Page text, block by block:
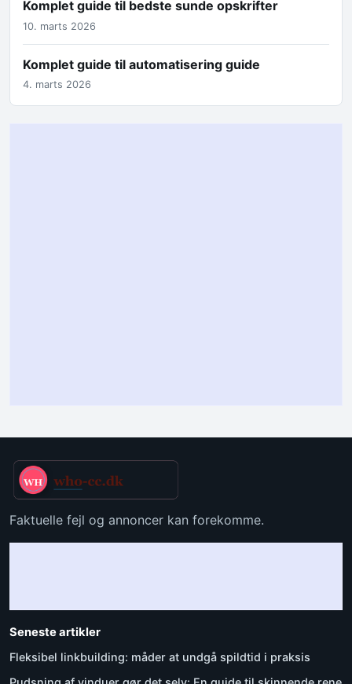
Komplet guide til bedste sunde opskrifter
10. marts 2026
Komplet guide til automatisering guide
4. marts 2026
Faktuelle fejl og annoncer kan forekomme.
Seneste artikler
Fleksibel linkbuilding: måder at undgå spildtid i praksis